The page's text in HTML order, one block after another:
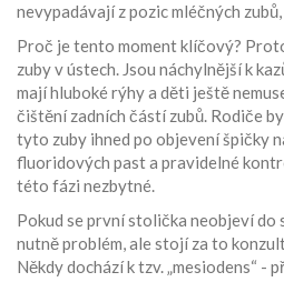
nevypadávají z pozic mléčných
Proč je tento moment klíčový?
zuby v ústech. Jsou náchylnější k
mají hluboké rýhy a děti ještě
čištění zadních částí zubů. Rodiče
tyto zuby ihned po objevení špičky
fluoridových past a pravidelné
této fázi nezbytné.
Pokud se první stolička neobjeví do
nutně problém, ale stojí za to
Někdy dochází k tzv. „mesiodens“ -